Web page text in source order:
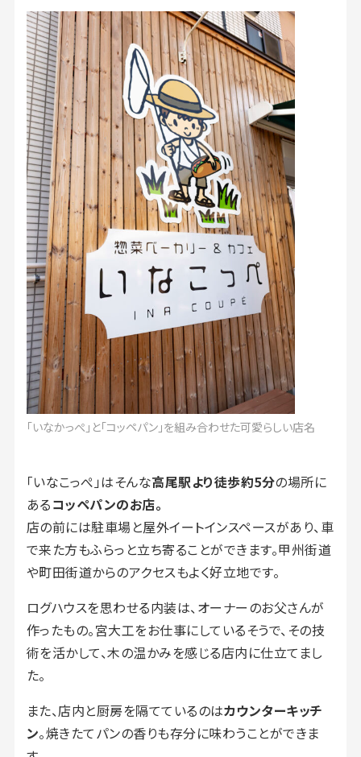
「いなかっぺ」と「コッペパン」を組み合わせた可愛らしい店名
「いなこっぺ」はそんな高尾駅より徒歩約5分の場所に
あるコッペパンのお店。
店の前には駐車場と屋外イートインスペースがあり、車
で来た方もふらっと立ち寄ることができます。甲州街道
や町田街道からのアクセスもよく好立地です。
ログハウスを思わせる内装は、オーナーのお父さんが
作ったもの。宮大工をお仕事にしているそうで、その技
術を活かして、木の温かみを感じる店内に仕立てまし
た。
また、店内と厨房を隔てているのはカウンターキッチ
ン。焼きたてパンの香りも存分に味わうことができま